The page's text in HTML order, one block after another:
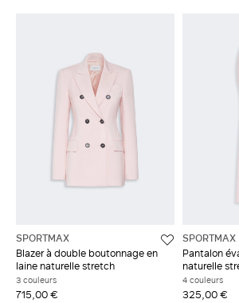
SPORTMAX
Blazer à double boutonnage en
laine naturelle stretch
3 couleurs
715,00 €
SPORTMAX
Pantalon
naturelle
4 couleurs
325,00 €